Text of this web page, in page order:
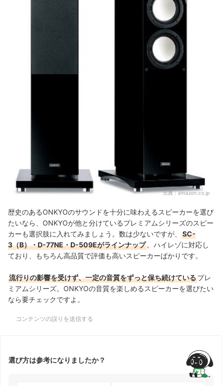
出典：amazon.co.jp
歴史のあるONKYOのサウンドを十分に味わえるスピーカーを選び
たいなら、ONKYOが他と分けているプレミアムシリーズのスピー
カーも選択肢に入れてみましょう。数は少ないですが、
SC-
3（B）・D-77NE・D-509Eがラインナップ 。ハイレゾに対応し
ており、もちろん高品質で評価も高いスピーカーばかりです。
流行りの影響を受けず、一定の音質をずっと保ち続けているプレ
ミアムシリーズ。ONKYOの音質を楽しめるスピーカーを選びたい
なら要チェックですよ。
コンテンツの誤りを送信する
選び方は参考になりましたか？